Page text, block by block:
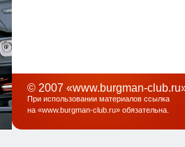
© 2007 «www.burgman-
При использовании материалов ссылка
на «www.burgman-club.ru» обязательна